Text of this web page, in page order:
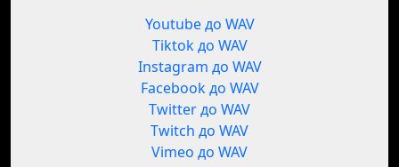
Youtube до WAV
Tiktok до WAV
Instagram до WAV
Facebook до WAV
Twitter до WAV
Twitch до WAV
Vimeo до WAV